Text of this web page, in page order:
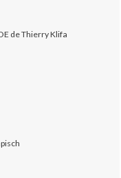
de Thierry Klifa